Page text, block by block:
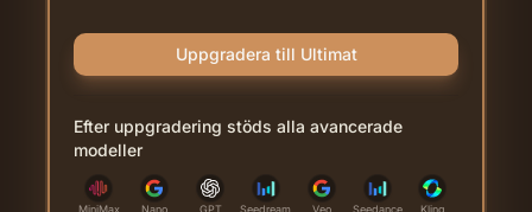
Uppgradera till Ultimat
Efter uppgradering stöds alla avancerade
modeller
MiniMax
Nano
GPT Seedream Veo Seedance Kling